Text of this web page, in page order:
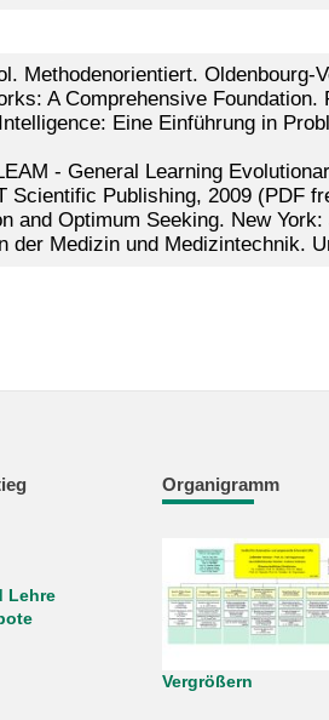
Methodenorientiert. Oldenbourg-
A Comprehensive Foundation.
Eine Einführung in
- General Learning
Scientific Publishing, 2009 (PDF
and Optimum Seeking. New
der Medizin und Medizintechnik.
Lehre
Organigramm
Vergrößern